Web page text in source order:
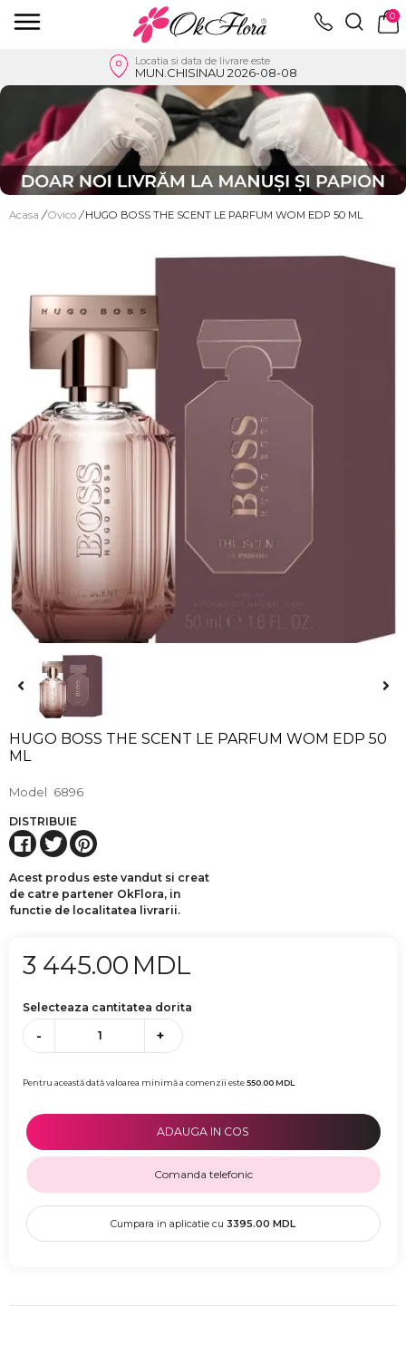
0
Locatia si data de livrare este
MUN.CHISINAU 2026-08-08
Acasa / Ovico / HUGO BOSS THE SCENT LE PARFUM WOM EDP 50 ML
HUGO BOSS THE SCENT LE PARFUM WOM EDP 50
ML
Model 6896
DISTRIBUIE
Acest produs este vandut si creat
de catre partener OkFlora, in
functie de localitatea livrarii.
3 445.00 MDL
Selecteaza cantitatea dorita
- +
Pentru această dată valoarea minimă a comenzii este550.00MDL
ADAUGA IN COS
Comanda telefonic
Cumpara in aplicatie cu 3395.00 MDL